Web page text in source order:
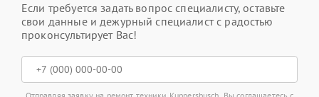
Если требуется задать вопрос специалисту, оставьте
свои данные и дежурный специалист с радостью
проконсультирует Вас!